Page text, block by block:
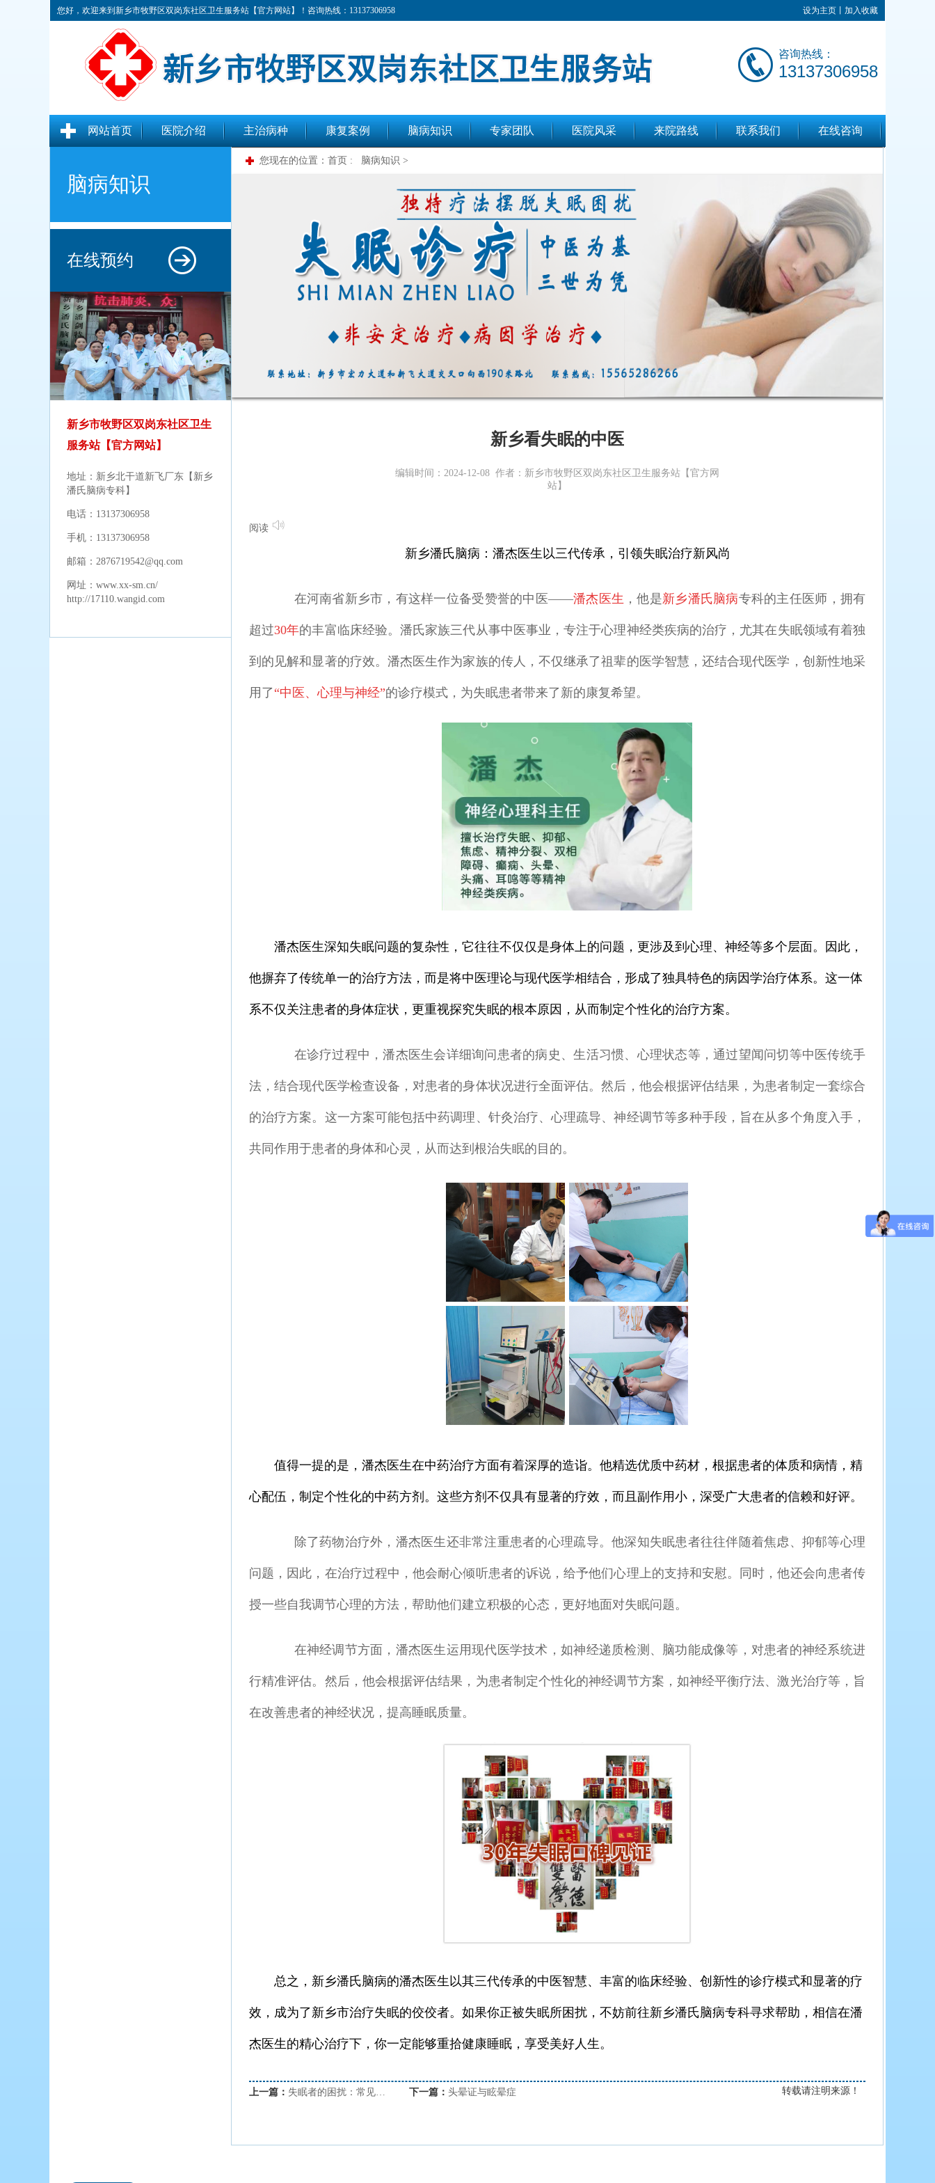
您好，欢迎来到新乡市牧野区双岗东社区卫生服务站【官方网站】！咨询热线：13137306958 设为主页 加入收藏
咨询热线：
13137306958
网站首页 医院介绍 主治病种 康复案例 脑病知识 专家团队 医院风采 来院路线 联系我们 在线咨询
脑病知识
在线预约
新乡市牧野区双岗东社区卫生
服务站【官方网站】
地址：新乡北干道新飞厂东【新乡
潘氏脑病专科】
电话：13137306958
手机：13137306958
邮箱：2876719542@qq.com
网址： www.xx-sm.cn/
http://17110.wangid.com
您现在的位置： 首页 : 脑病知识 >
新乡看失眠的中医
编辑时间：2024-12-08 作者：新乡市牧野区双岗东社区卫生服务站【官方网
站】
阅读
新乡潘氏脑病：潘杰医生以三代传承，引领失眠治疗新风尚
在河南省新乡市，有这样一位备受赞誉的中医——潘杰医生 ，他是新乡潘氏脑病专科的主任医师，拥有
超过30年的丰富临床经验。潘氏家族三代从事中医事业，专注于心理神经类疾病的治疗，尤其在失眠领域有着独
到的见解和显著的疗效。潘杰医生作为家族的传人，不仅继承了祖辈的医学智慧，还结合现代医学，创新性地采
用了“中医、心理与神经”的诊疗模式，为失眠患者带来了新的康复希望。
潘杰医生深知失眠问题的复杂性，它往往不仅仅是身体上的问题，更涉及到心理、神经等多个层面。因此，
他摒弃了传统单一的治疗方法，而是将中医理论与现代医学相结合，形成了独具特色的病因学治疗体系。这一体
系不仅关注患者的身体症状，更重视探究失眠的根本原因，从而制定个性化的治疗方案。
在诊疗过程中，潘杰医生会详细询问患者的病史、生活习惯、心理状态等，通过望闻问切等中医传统手
法，结合现代医学检查设备，对患者的身体状况进行全面评估。然后，他会根据评估结果，为患者制定一套综合
的治疗方案。这一方案可能包括中药调理、针灸治疗、心理疏导、神经调节等多种手段，旨在从多个角度入手，
共同作用于患者的身体和心灵，从而达到根治失眠的目的。
值得一提的是，潘杰医生在中药治疗方面有着深厚的造诣。他精选优质中药材，根据患者的体质和病情，精
心配伍，制定个性化的中药方剂。这些方剂不仅具有显著的疗效，而且副作用小，深受广大患者的信赖和好评。
除了药物治疗外，潘杰医生还非常注重患者的心理疏导。他深知失眠患者往往伴随着焦虑、抑郁等心理
问题，因此，在治疗过程中，他会耐心倾听患者的诉说，给予他们心理上的支持和安慰。同时，他还会向患者传
授一些自我调节心理的方法，帮助他们建立积极的心态，更好地面对失眠问题。
在神经调节方面，潘杰医生运用现代医学技术，如神经递质检测、脑功能成像等，对患者的神经系统进
行精准评估。然后，他会根据评估结果，为患者制定个性化的神经调节方案，如神经平衡疗法、激光治疗等，旨
在改善患者的神经状况，提高睡眠质量。
总之，新乡潘氏脑病的潘杰医生以其三代传承的中医智慧、丰富的临床经验、创新性的诊疗模式和显著的疗
效，成为了新乡市治疗失眠的佼佼者。如果你正被失眠所困扰，不妨前往新乡潘氏脑病专科寻求帮助，相信在潘
杰医生的精心治疗下，你一定能够重拾健康睡眠，享受美好人生。
上一篇： 失眠者的困扰：常见症状与影响 下一篇： 头晕证与眩晕症 转载请注明来源！